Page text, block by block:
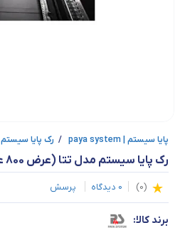
پایا سیستم | paya system / رک پایا سیستم
رک پایا سیستم مدل تتا (عرض 800 عمق 800)
(
0
)
0 دیدگاه پرسش
برند کالا: